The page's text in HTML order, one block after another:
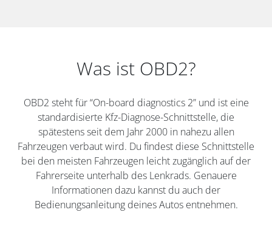
Was ist OBD2?
OBD2 steht für “On-board diagnostics 2” und ist eine
standardisierte Kfz-Diagnose-Schnittstelle, die
spätestens seit dem Jahr 2000 in nahezu allen
Fahrzeugen verbaut wird. Du findest diese Schnittstelle
bei den meisten Fahrzeugen leicht zugänglich auf der
Fahrerseite unterhalb des Lenkrads. Genauere
Informationen dazu kannst du auch der
Bedienungsanleitung deines Autos entnehmen.